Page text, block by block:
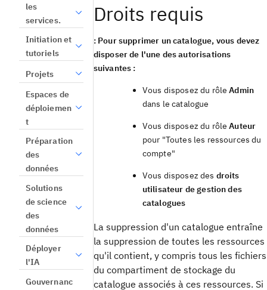
les
services.
Initiation et
tutoriels
Projets
Espaces de
déploiemen
t
Préparation
des
données
Solutions
de science
des
données
Déployer
l'IA
Gouvernanc
Droits requis
: Pour supprimer un catalogue, vous devez
disposer de l'une des autorisations
suivantes :
Vous disposez du rôleAdmin
dans le catalogue
Vous disposez du rôleAuteur
pour "Toutes les ressources du
compte"
Vous disposez des droits
utilisateur de gestion des
catalogues
La suppression d'un catalogue entraîne
la suppression de toutes les ressources
qu'il contient, y compris tous les fichiers
du compartiment de stockage du
catalogue associés à ces ressources. Si